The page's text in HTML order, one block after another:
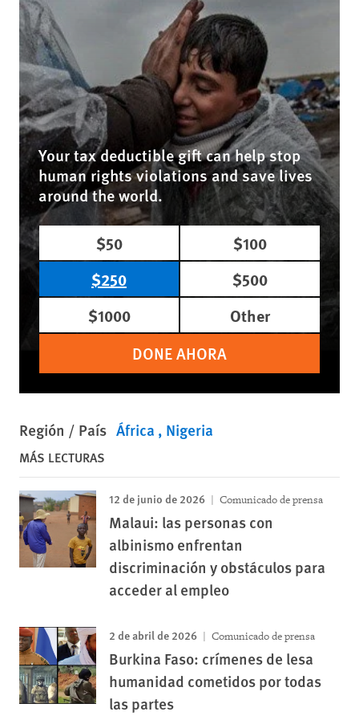
Your tax deductible gift can help stop
human rights violations and save lives
around the world.
$50
$100
$250
$500
$1000
Other
DONE AHORA
Región / País África Nigeria
MÁS LECTURAS
12 de junio de 2026 Comunicado de prensa
Malaui: las personas con
albinismo enfrentan
discriminación y obstáculos para
acceder al empleo
2 de abril de 2026 Comunicado de prensa
Burkina Faso: crímenes de lesa
humanidad cometidos por todas
las partes